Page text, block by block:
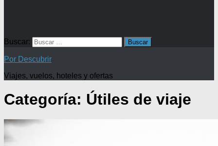
Buscar:
Por Descubrir
Viajes, vuelos, hoteles y ofertas
Categoría: Útiles de viaje